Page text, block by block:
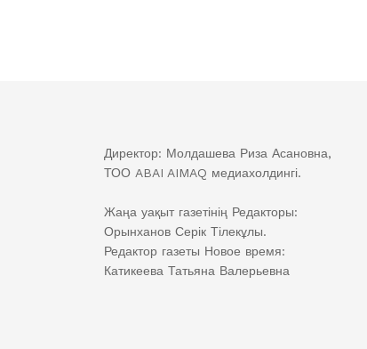
Директор: Молдашева Риза Асановна,
ТОО ABAI AIMAQ медиахолдингі.
Жаңа уақыт газетінің Редакторы:
Орынханов Серік Тілекұлы.
Редактор газеты Новое время:
Катикеева Татьяна Валерьевна